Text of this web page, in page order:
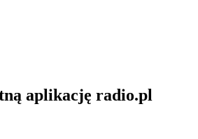
aplikację radio.pl